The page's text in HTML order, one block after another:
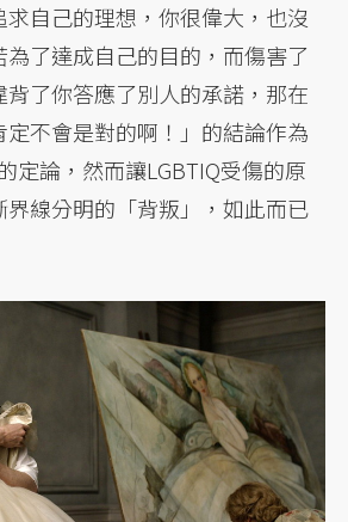
自己的理想，你很偉大，也沒
為了達成自己的目的，而傷害了
了你答應了別人的承諾，那在
定不會是對的啊！」的結論作為
定論，然而讓LGBTIQ受傷的原
線分明的「背叛」，如此而已